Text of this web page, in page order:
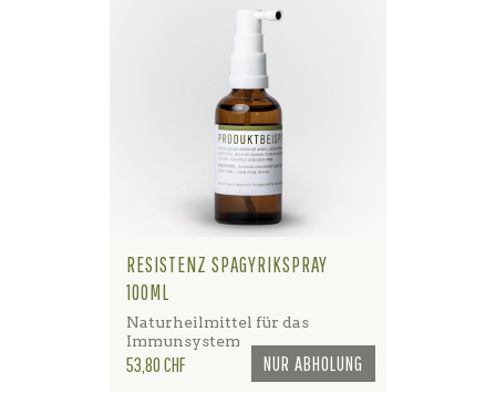
RESISTENZ SPAGYRIKSPRAY
100ML
Naturheilmittel für das
Immunsystem
NUR ABHOLUNG
Preis
53,80 CHF